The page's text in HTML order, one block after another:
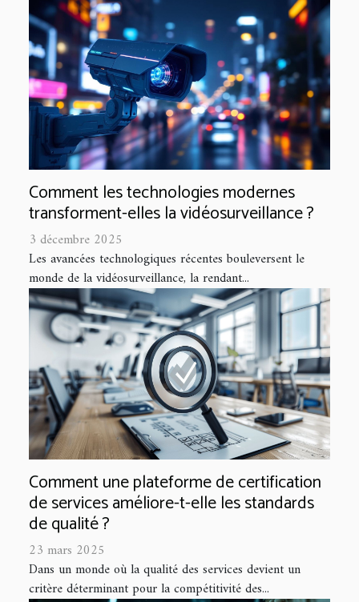
Comment les technologies modernes
transforment-elles la vidéosurveillance ?
3 décembre 2025
Les avancées technologiques récentes bouleversent le
monde de la vidéosurveillance, la rendant...
Comment une plateforme de certification
de services améliore-t-elle les standards
de qualité ?
23 mars 2025
Dans un monde où la qualité des services devient un
critère déterminant pour la compétitivité des...